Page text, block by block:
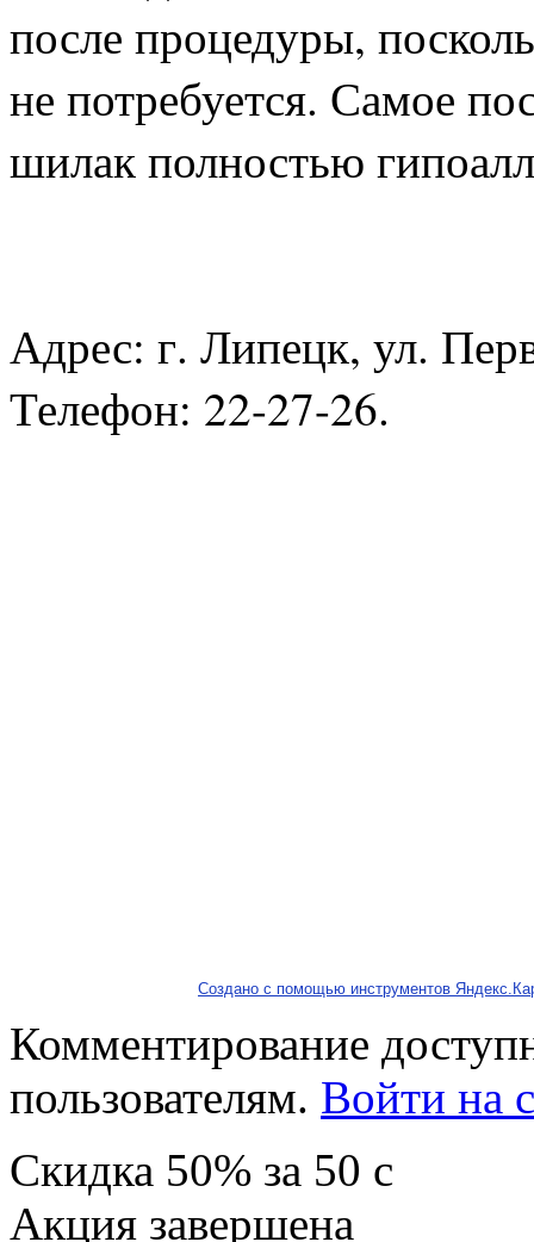
после процедуры,
не потребуется. Самое
шилак полностью
Адрес: г. Липецк, ул.
Телефон: 22-27-26.
Создано с помощью инструментов
Комментирование
пользователям. Войти на
Скидка 50% за 50 c
Акция завершена